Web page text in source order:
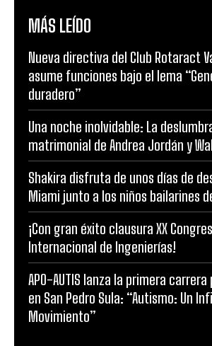
MÁS LEÍDO
Nueva directiva del Club Rotaract
asume funciones bajo el lema
duradero”
Una noche inolvidable: La
matrimonial de Andrea Jordán y
Shakira disfruta de unos días de
Miami junto a los niños bailarines
¡Con gran éxito clausura XX
Internacional de Ingenierías!
APO-AUTIS lanza la primera
en San Pedro Sula: “Autismo: Un
Movimiento”